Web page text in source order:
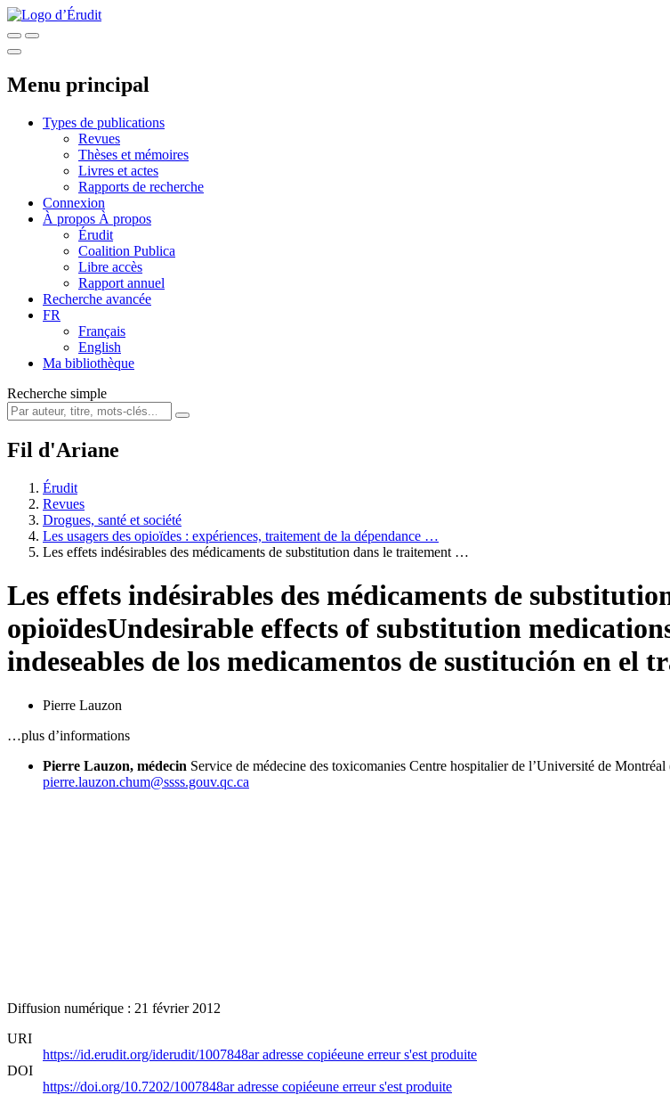
Menu principal
Types de publications
Revues
Thèses et mémoires
Livres et actes
Rapports de recherche
Connexion
À propos À propos
Érudit
Coalition Publica
Libre accès
Rapport annuel
Recherche avancée
FR
Français
English
Ma bibliothèque
Recherche simple
Fil d'Ariane
Érudit
Revues
Drogues, santé et société
Les usagers des opioïdes : expériences, traitement de la dépendance …
Les effets indésirables des médicaments de substitution dans le traitement …
Les effets indésirables des médicaments de
opioïdesUndesirable effects of substitution
indeseables de los medicamentos de sustitución en el
Pierre Lauzon
…plus d’informations
Pierre Lauzon, médecin Service de médecine des toxicomanies Centre hospitalier de l’Université de
pierre.lauzon.chum@ssss.gouv.qc.ca
Diffusion numérique : 21 février 2012
URI
https://id.erudit.org/iderudit/1007848aradresse copiéeune erreur s'est produite
DOI
https://doi.org/10.7202/1007848aradresse copiéeune erreur s'est produite